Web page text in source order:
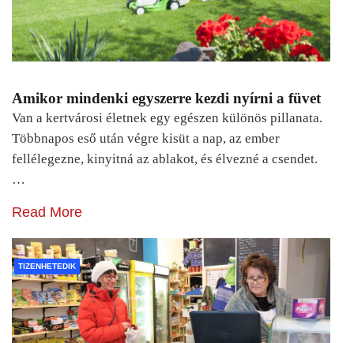
Amikor mindenki egyszerre kezdi nyírni a füvet
Van a kertvárosi életnek egy egészen különös pillanata.
Többnapos eső után végre kisüt a nap, az ember
fellélegezne, kinyitná az ablakot, és élvezné a csendet.
…
Read More
TIZENHETEDIK